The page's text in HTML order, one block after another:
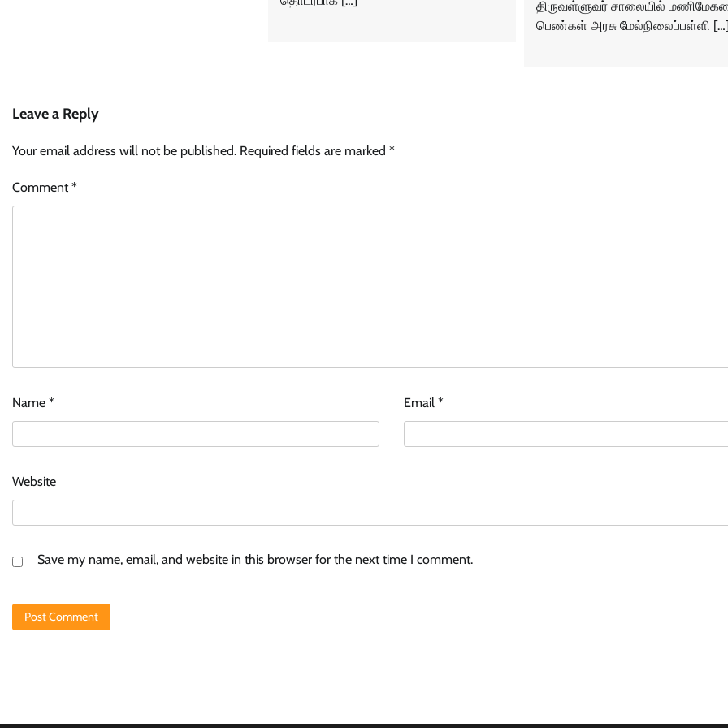
திருவள்ளுவர் சாலையில்
பெண்கள் அரசு மேல்நிலைப்பள்ளி
Leave a Reply
Your email address will not be published. Required fields are marked *
Comment*
Name * Email*
Website
Save my name, email, and website in this browser for the next time I comment.